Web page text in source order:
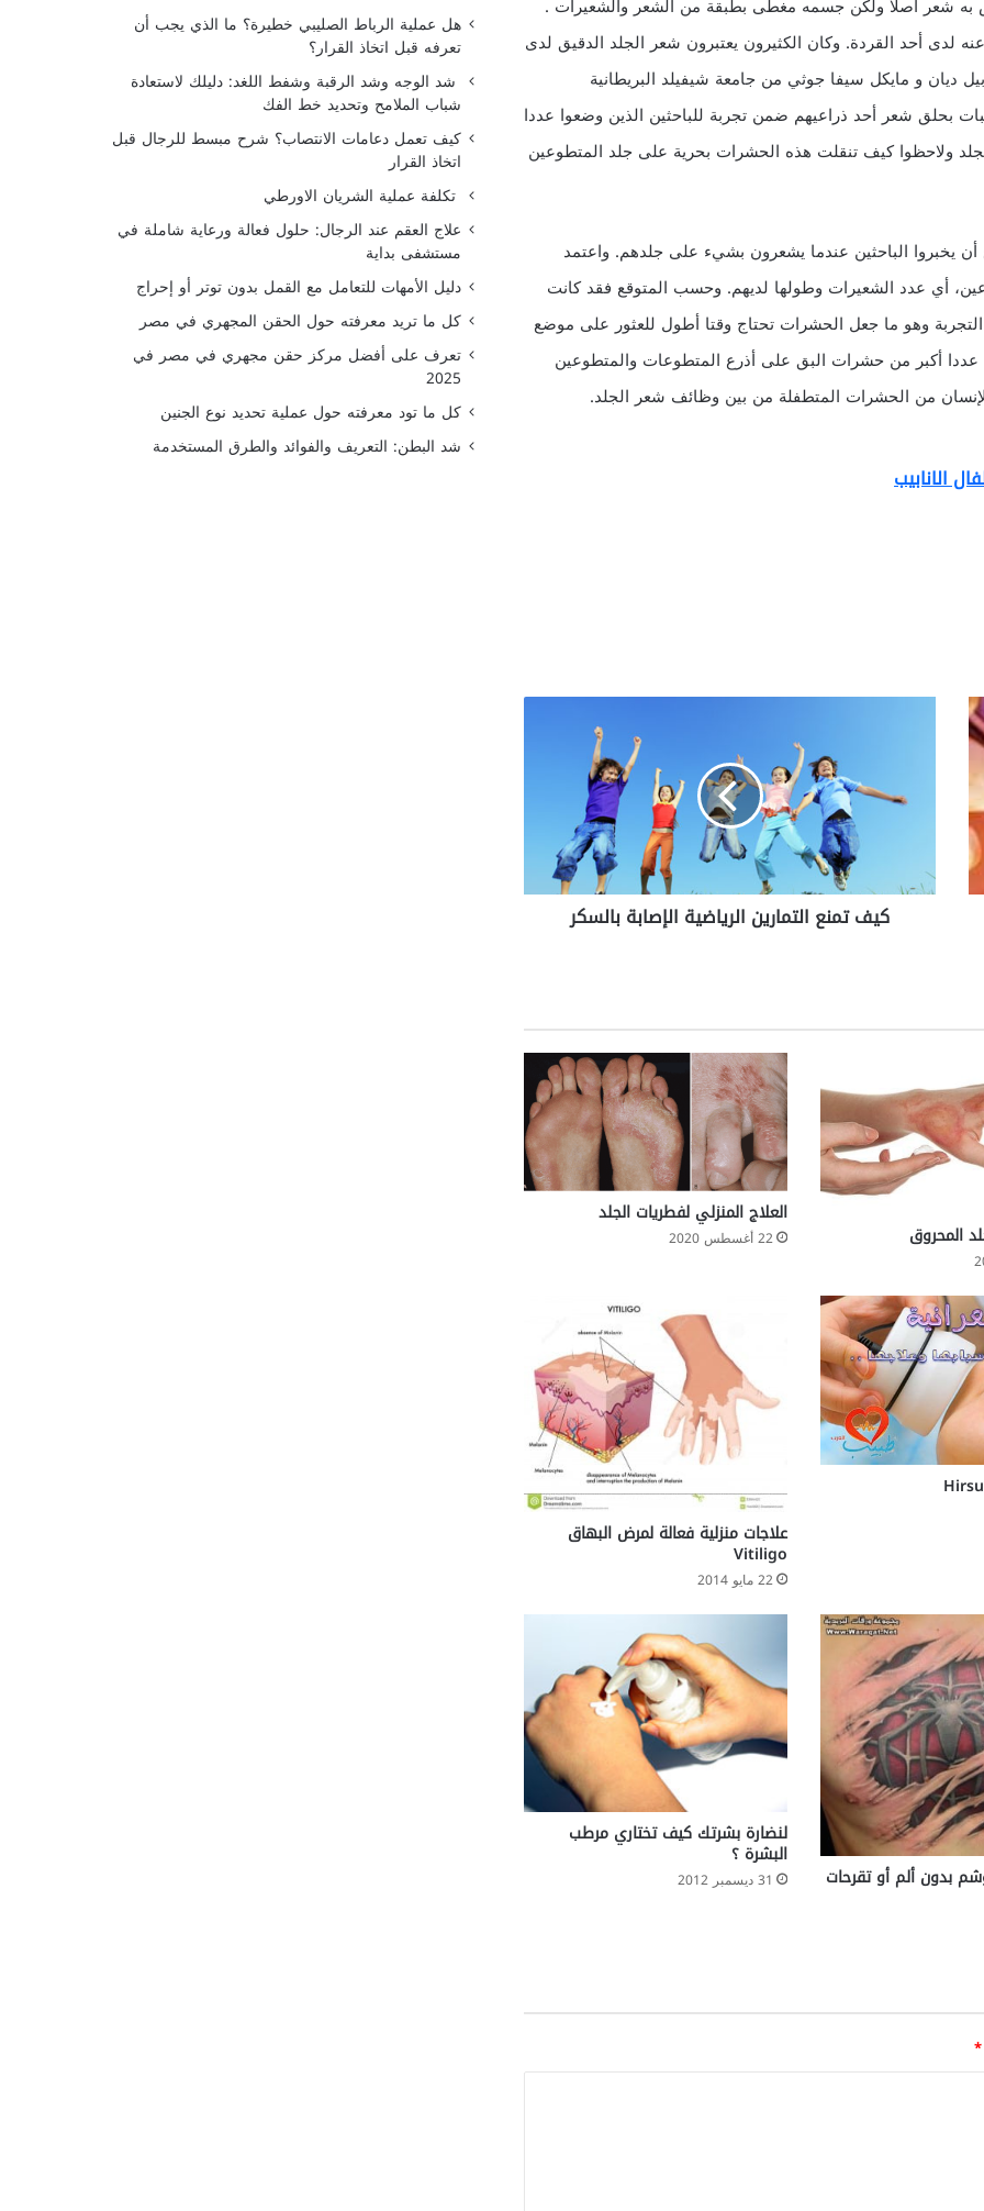
به شعر أصلا ولكن جسمه مغطى بطبقة من الشعر والشعيرات .
لدى أحد القردة. وكان الكثيرون يعتبرون شعر الجلد الدقيق لدى
ديان و مايكل سيفا جوثي من جامعة شيفيلد البريطانية
تطوع 19 طالبا وعشر طالبات بحلق شعر أحد ذراعيهم ضمن تجربة للباحثين الذين وضعوا عددا
ولاحظوا كيف تنقلت هذه الحشرات بحرية على جلد المتطوعين
يخبروا الباحثين عندما يشعرون بشيء على جلدهم. واعتمد
أي عدد الشعيرات وطولها لديهم. وحسب المتوقع فقد كانت
وهو ما جعل الحشرات تحتاج وقتا أطول للعثور على موضع
أكبر من حشرات البق على أذرع المتطوعات والمتطوعين
من الحشرات المتطفلة من بين وظائف شعر الجلد.
الانابيب
ا
ل
ن
ر
ي
ا
ض
ا
ص
ا
ب
ة
ب
ا
س
كيف تمنع التمارين الرياضية الإصابة بالسكر
المحروق
العلاج المنزلي لفطريات الجلد
22 أغسطس 2020
علاجات منزلية فعالة لمرض البهاق
Vitiligo
22 مايو 2014
بدون ألم أو تقرحات
لنضارة بشرتك كيف تختاري مرطب
البشرة ؟
31 ديسمبر 2012
*
هل عملية الرباط الصليبي خطيرة؟ ما الذي يجب أن
تعرفه قبل اتخاذ القرار؟
شد الوجه وشد الرقبة وشفط اللغد: دليلك لاستعادة
شباب الملامح وتحديد خط الفك
كيف تعمل دعامات الانتصاب؟ شرح مبسط للرجال قبل
اتخاذ القرار
تكلفة عملية الشريان الاورطي
علاج العقم عند الرجال: حلول فعالة ورعاية شاملة في
مستشفى بداية
دليل الأمهات للتعامل مع القمل بدون توتر أو إحراج
كل ما تريد معرفته حول الحقن المجهري في مصر
تعرف على أفضل مركز حقن مجهري في مصر في
2025
كل ما تود معرفته حول عملية تحديد نوع الجنين
شد البطن: التعريف والفوائد والطرق المستخدمة